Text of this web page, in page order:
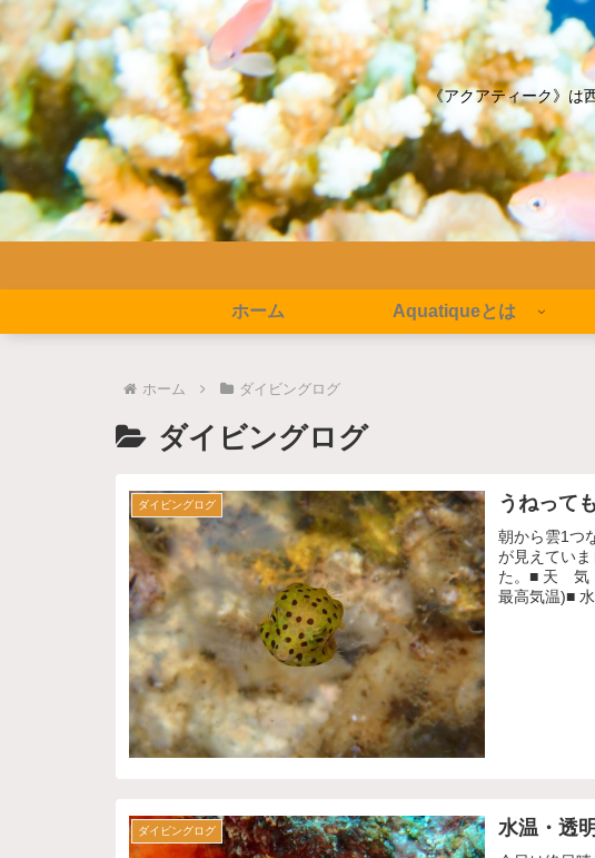
《アクアティーク》は
ホーム Aquatiqueとは
ホーム ダイビングログ
ダイビングログ
ダイビングログ うねって
朝から雲1つ
が見えてい
た。■ 天
最高気温)■
ダイビングログ 水温・透